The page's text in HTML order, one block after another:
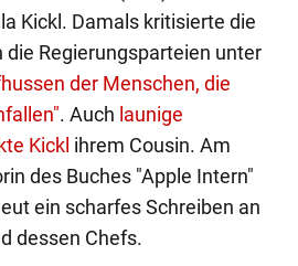
Kickl. Damals kritisierte die
die Regierungsparteien unter
der Menschen, die
. Auch launige
Kickl ihrem Cousin. Am
des Buches "Apple Intern"
ein scharfes Schreiben an
dessen Chefs.